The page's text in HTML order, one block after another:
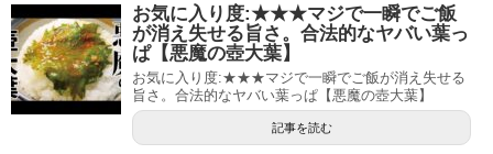
お気に入り度:★★★マジで一瞬でご飯
が消え失せる旨さ。合法的なヤバい葉っ
ぱ【悪魔の壺大葉】
お気に入り度:★★★マジで一瞬でご飯が消え失せる
旨さ。合法的なヤバい葉っぱ【悪魔の壺大葉】
記事を読む